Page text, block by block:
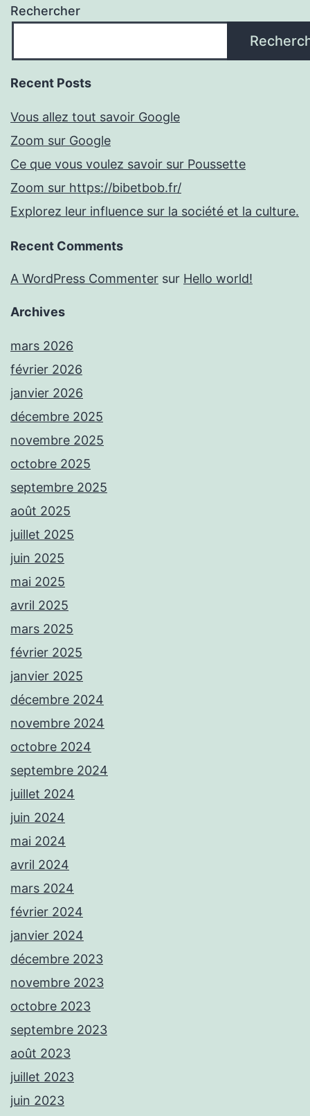
Rechercher
Recent Posts
Vous allez tout savoir Google
Zoom sur Google
Ce que vous voulez savoir sur Poussette
Zoom sur https://bibetbob.fr/
Explorez leur influence sur la société et la culture.
Recent Comments
A WordPress Commenter sur Hello world!
Archives
mars 2026
février 2026
janvier 2026
décembre 2025
novembre 2025
octobre 2025
septembre 2025
août 2025
juillet 2025
juin 2025
mai 2025
avril 2025
mars 2025
février 2025
janvier 2025
décembre 2024
novembre 2024
octobre 2024
septembre 2024
juillet 2024
juin 2024
mai 2024
avril 2024
mars 2024
février 2024
janvier 2024
décembre 2023
novembre 2023
octobre 2023
septembre 2023
août 2023
juillet 2023
juin 2023